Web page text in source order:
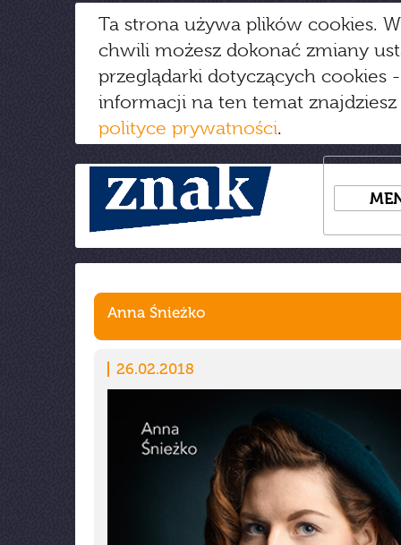
Ta strona używa plików cookies.
chwili możesz dokonać zmiany
przeglądarki dotyczących cookies
informacji na ten temat
polityce prywatności.
Anna Śnieżko
26.02.2018